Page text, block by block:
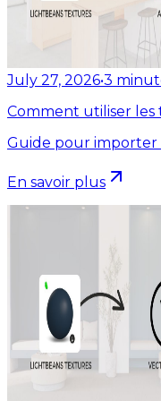
July 27, 2026•3
Comment utiliser les
Guide pour importer
En savoir plus